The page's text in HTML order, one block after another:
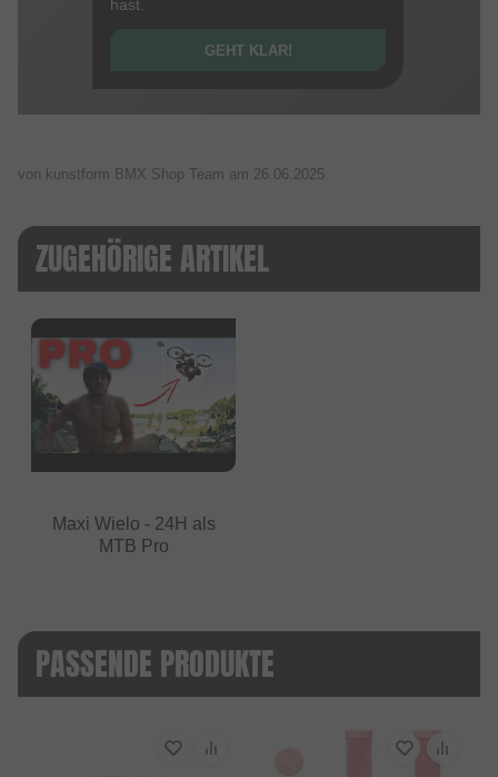
hast.
GEHT KLAR!
von kunstform BMX Shop Team am 26.06.2025
ZUGEHÖRIGE ARTIKEL
Maxi Wielo - 24H als
MTB Pro
PASSENDE PRODUKTE